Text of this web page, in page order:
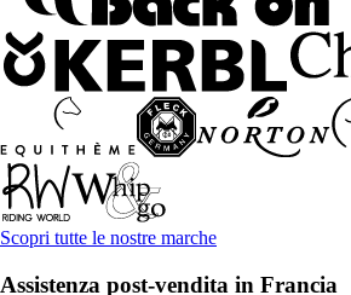
Scopri tutte le nostre marche
Assistenza post-vendita in Francia